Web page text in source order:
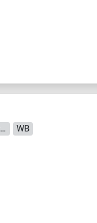
Reaktivität: Human, Maus, Ratte, Hund, Meerschweinchen, Pferd, Zebrafisch (Danio rerio), Affe, Schwein
WB